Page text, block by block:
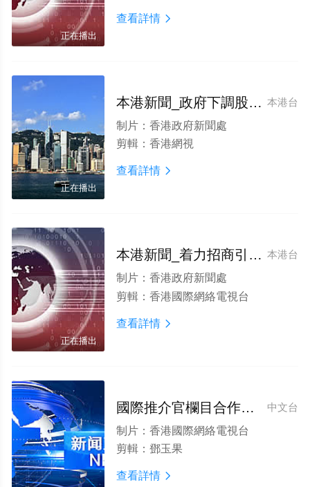
正在播出
查看詳情 
正在播出
本港台
本港新聞_政府下調股票印花稅
制片： 香港政府新聞處
剪輯： 香港網視
查看詳情 
正在播出
本港台
本港新聞_着力招商引資引才 增強發展動能
制片： 香港政府新聞處
剪輯： 香港國際網絡電視台
查看詳情 
中文台
國際推介官欄目合作簽約_新聞專題
制片： 香港國際網絡電視台
剪輯： 鄧玉果
查看詳情 